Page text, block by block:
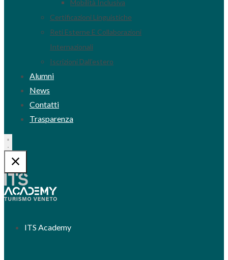
Mobilità Inclusiva
Certificazioni Linguistiche
Reti Esterne E Collaborazioni
Internazionali
Iscrizioni Dall’estero
Alumni
News
Contatti
Trasparenza
ITS Academy